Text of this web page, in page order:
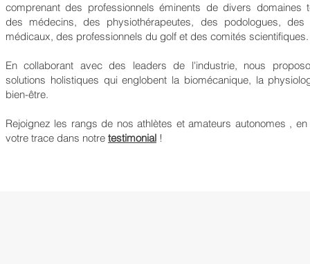
comprenant des professionnels éminents de divers domaines
des médecins, des physiothérapeutes, des podologues, des
médicaux, des professionnels du golf et des comités scientifiques.
En collaborant avec des leaders de l'industrie, nous
solutions holistiques qui englobent la biomécanique, la
bien-être.
Rejoignez les rangs de nos athlètes et amateurs autonomes , en
votre trace dans notre testimonial !